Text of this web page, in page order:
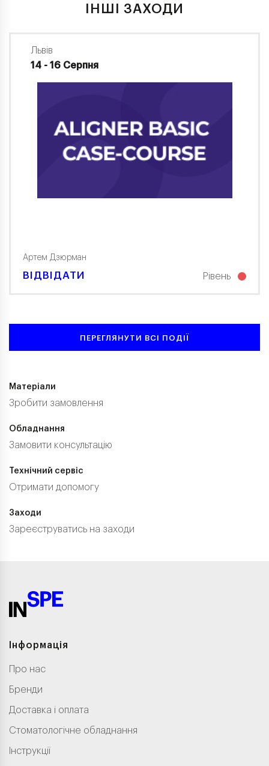
ІНШІ ЗАХОДИ
Львів
14 - 16 Серпня
Артем Дзюрман
Рівень
ВІДВІДАТИ
ПЕРЕГЛЯНУТИ ВСІ ПОДІЇ
Матеріали
Зробити замовлення
Обладнання
Замовити консультацію
Технічний сервіс
Отримати допомогу
Заходи
Зареєструватись на заходи
Інформація
Про нас
Бренди
Доставка і оплата
Стоматологічне обладнання
Інструкції